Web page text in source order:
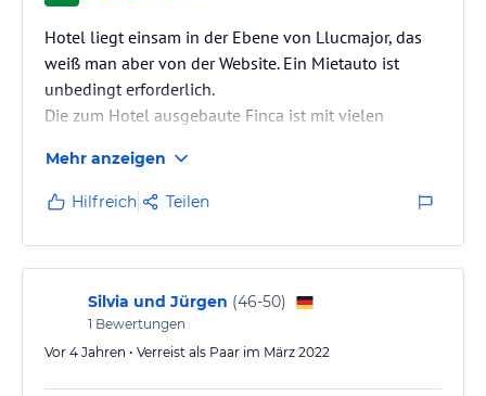
Hotel liegt einsam in der Ebene von Llucmajor, das
weiß man aber von der Website. Ein Mietauto ist
unbedingt erforderlich.
Die zum Hotel ausgebaute Finca ist mit vielen
Mehr anzeigen
Hilfreich Teilen
Silvia und Jürgen (46-50)
1 Bewertungen
Vor 4 Jahren • Verreist als Paar im März 2022